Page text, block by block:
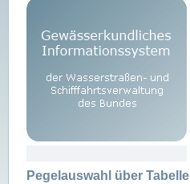
Pegelauswahl über Tabelle